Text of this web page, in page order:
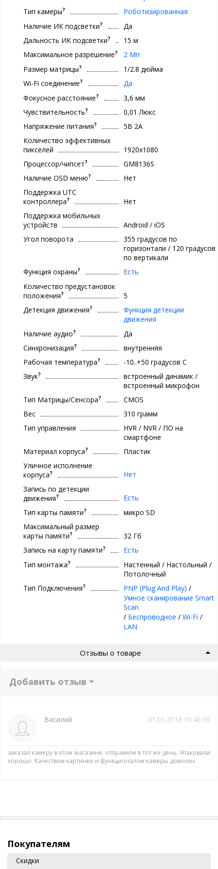
Тип камеры?
Роботизированная
Наличие ИК подсветки?
Да
Дальность ИК подсветки?
15 м
Максимальное разрешение?
2 Мп
Размер матрицы?
1/2.8 дюйма
Wi-Fi соединение?
Да
Фокусное расстояние?
3,6 мм
Чувствительность?
0,01 Люкс
Напряжение питания?
5В 2А
Количество эффективных
пикселей
1920x1080
Процессор/чипсет?
GM8136S
Наличие OSD меню?
Нет
Поддержка UTC
контроллера?
Нет
Поддержка мобильных
устройств
Android / iOS
Угол поворота
355 градусов по
горизонтали / 120 градусов
по вертикали
Функция охраны?
Есть
Количество предустановок
положения?
5
Детекция движения?
Функция детекции
движения
Наличие аудио?
Да
Синхронизация?
внутренняя
Рабочая температура?
-10..+50 градуcов С
Звук?
встроенный динамик /
встроенный микрофон
Тип Матрицы/Сенсора?
CMOS
Вес
310 грамм
Тип управления
HVR / NVR / ПО на
смартфоне
Материал корпуса?
Пластик
Уличное исполнение
корпуса?
Нет
Запись по детекции
движения?
Есть
Тип карты памяти?
микро SD
Максимальный размер
карты памяти?
32 Гб
Запись на карту памяти?
Есть
Тип монтажа?
Настенный / Настольный /
Потолочный
Тип Подключения? PNP (Plug And Play) /
Умное сканирование Smart
Scan
/ Беспроводное / Wi-Fi /
LAN
Отзывы о товаре
Добавить отзыв
31.01.2018 10:46:50
Василий
заказал камеру в этом магазине. отправили в тот же день. Упаковали
хорошо. Качеством картинки и функционалом камеры доволен.
Покупателям
Скидки